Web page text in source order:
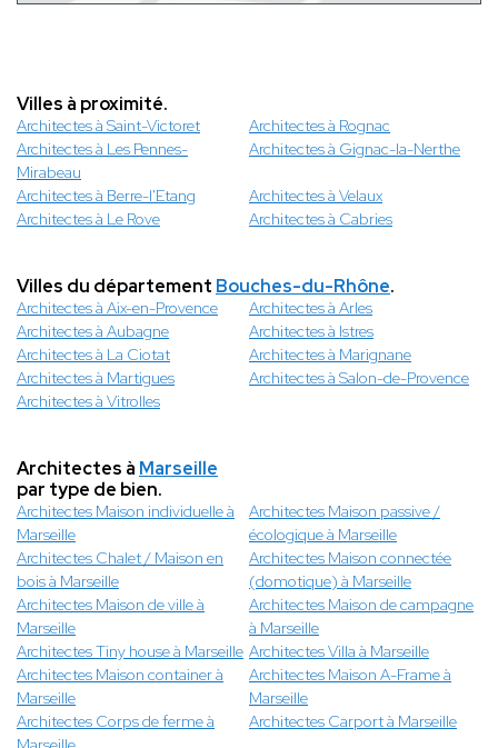
Villes à proximité.
Architectes à Saint-Victoret
Architectes à Rognac
Architectes à Les Pennes-
Mirabeau
Architectes à Gignac-la-Nerthe
Architectes à Berre-l'Etang
Architectes à Velaux
Architectes à Le Rove
Architectes à Cabries
Villes du département Bouches-du-Rhône.
Architectes à Aix-en-Provence
Architectes à Arles
Architectes à Aubagne
Architectes à Istres
Architectes à La Ciotat
Architectes à Marignane
Architectes à Martigues
Architectes à Salon-de-Provence
Architectes à Vitrolles
Architectes à Marseille
par type de bien.
Architectes Maison individuelle à
Marseille
Architectes Maison passive /
écologique à Marseille
Architectes Chalet / Maison en
bois à Marseille
Architectes Maison connectée
(domotique) à Marseille
Architectes Maison de ville à
Marseille
Architectes Maison de campagne
à Marseille
Architectes Tiny house à Marseille Architectes Villa à Marseille
Architectes Maison container à
Marseille
Architectes Maison A-Frame à
Marseille
Architectes Corps de ferme à
Architectes Carport à Marseille